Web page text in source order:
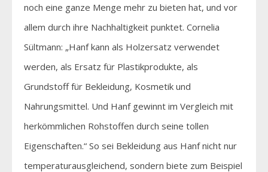
noch eine ganze Menge mehr zu bieten hat, und vor
allem durch ihre Nachhaltigkeit punktet. Cornelia
Sültmann: „Hanf kann als Holzersatz verwendet
werden, als Ersatz für Plastikprodukte, als
Grundstoff für Bekleidung, Kosmetik und
Nahrungsmittel. Und Hanf gewinnt im Vergleich mit
herkömmlichen Rohstoffen durch seine tollen
Eigenschaften.“ So sei Bekleidung aus Hanf nicht nur
temperaturausgleichend, sondern biete zum Beispiel